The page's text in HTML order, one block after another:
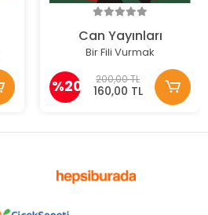
Can Yayınları
Bir Fili Vurmak
%20 200,00 TL
160,00 TL